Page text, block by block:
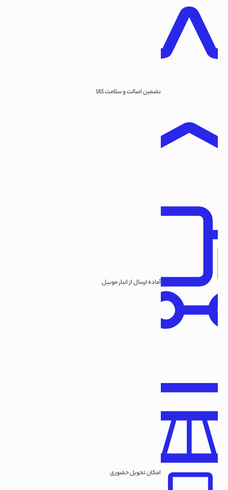
تضمین اصالت و سلامت کالا
آماده ارسال از انبار موبیل
امکان تحویل حضوری